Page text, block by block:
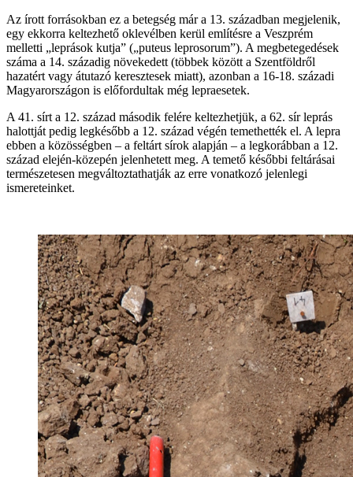
Az írott forrásokban ez a betegség már a 13. században megjelenik,
egy ekkorra keltezhető oklevélben kerül említésre a Veszprém
melletti „leprások kutja” („puteus leprosorum”). A megbetegedések
száma a 14. századig növekedett (többek között a Szentföldről
hazatért vagy átutazó keresztesek miatt), azonban a 16-18. századi
Magyarországon is előfordultak még lepraesetek.
A 41. sírt a 12. század második felére keltezhetjük, a 62. sír leprás
halottját pedig legkésőbb a 12. század végén temethették el. A lepra
ebben a közösségben – a feltárt sírok alapján – a legkorábban a 12.
század elején-közepén jelenhetett meg. A temető későbbi feltárásai
természetesen megváltoztathatják az erre vonatkozó jelenlegi
ismereteinket.